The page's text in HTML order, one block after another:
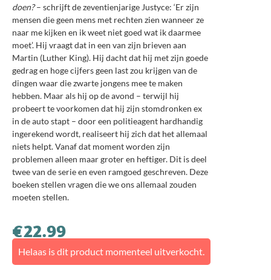
doen?– schrijft de zeventienjarige Justyce: ‘Er zijn
mensen die geen mens met rechten zien wanneer ze
naar me kijken en ik weet niet goed wat ik daarmee
moet’. Hij vraagt dat in een van zijn brieven aan
Martin (Luther King). Hij dacht dat hij met zijn goede
gedrag en hoge cijfers geen last zou krijgen van de
dingen waar die zwarte jongens mee te maken
hebben. Maar als hij op de avond – terwijl hij
probeert te voorkomen dat hij zijn stomdronken ex
in de auto stapt – door een politieagent hardhandig
ingerekend wordt, realiseert hij zich dat het allemaal
niets helpt. Vanaf dat moment worden zijn
problemen alleen maar groter en heftiger. Dit is deel
twee van de serie en even ramgoed geschreven. Deze
boeken stellen vragen die we ons allemaal zouden
moeten stellen.
€22.99
Helaas is dit product momenteel uitverkocht.